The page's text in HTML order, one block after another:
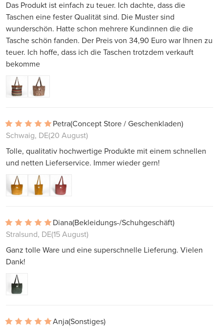
Das Produkt ist einfach zu teuer. Ich dachte, dass die
Taschen eine fester Qualität sind. Die Muster sind
wunderschön. Hatte schon mehrere Kundinnen die die
Tasche schön fanden. Der Preis von 34,90 Euro war Ihnen zu
teuer. Ich hoffe, dass ich die Taschen trotzdem verkauft
bekomme
Petra(Concept Store / Geschenkladen)
Schwaig, DE(20 August)
Tolle, qualitativ hochwertige Produkte mit einem schnellen
und netten Lieferservice. Immer wieder gern!
Diana(Bekleidungs-/Schuhgeschäft)
Stralsund, DE(15 August)
Ganz tolle Ware und eine superschnelle Lieferung. Vielen
Dank!
Anja(Sonstiges)